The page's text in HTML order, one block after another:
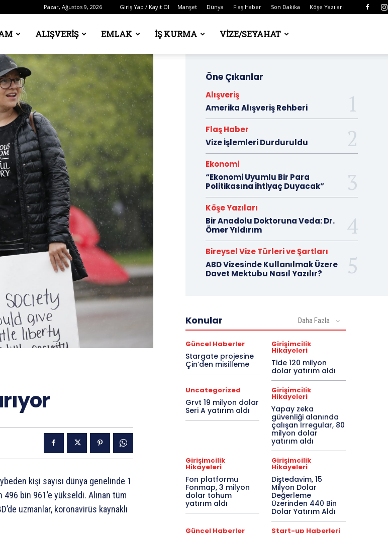
Pazar, Ağustos 9, 2026 Giriş Yap / Kayıt Ol Manşet Dünya Flaş Haber Son Dakika Köşe Yazıları
ALIŞVERIŞ EMLAK İŞ KURMA VIZE/SEYAHAT
kişi sayısı dünya genelinde 1
bin 961’e yükseldi. Alınan tüm
uzmanlar, koronavirüs kaynaklı
Öne Çıkanlar
Alışveriş
Amerika Alışveriş Rehberi
Flaş Haber
Vize İşlemleri Durduruldu
Ekonomi
“Ekonomi Uyumlu Bir Para
Politikasına İhtiyaç Duyacak”
Köşe Yazıları
Bir Anadolu Doktoruna Veda: Dr.
Ömer Yıldırım
Bireysel Vize Türleri ve Şartları
ABD Vizesinde Kullanılmak Üzere
Davet Mektubu Nasıl Yazılır?
Konular Daha Fazla
Güncel Haberler
Stargate projesine
Çin’den misilleme
Girişimcilik
Hikayeleri
Tide 120 milyon
dolar yatırım aldı
Uncategorized
Grvt 19 milyon dolar
Seri A yatırım aldı
Girişimcilik
Hikayeleri
Yapay zeka
güvenliği alanında
çalışan Irregular, 80
milyon dolar
yatırım aldı
Girişimcilik
Hikayeleri
Fon platformu
Fonmap, 3 milyon
dolar tohum
yatırım aldı
Girişimcilik
Hikayeleri
Diştedavim, 15
Milyon Dolar
Değerleme
Üzerinden 440 Bin
Dolar Yatırım Aldı
Güncel Haberler Start-up Haberleri